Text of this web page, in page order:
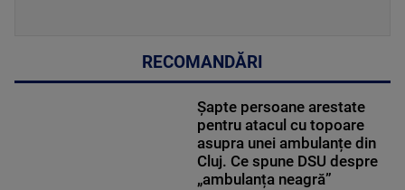
RECOMANDĂRI
Șapte persoane arestate
pentru atacul cu topoare
asupra unei ambulanțe din
Cluj. Ce spune DSU despre
„ambulanța neagră”